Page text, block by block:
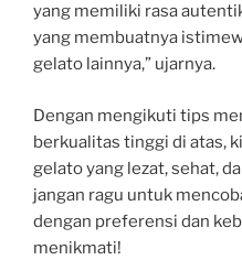
yang memiliki rasa
yang membuatnya
gelato lainnya,” ujarnya.
Dengan mengikuti tips
berkualitas tinggi di atas,
gelato yang lezat, sehat,
jangan ragu untuk
dengan preferensi dan
menikmati!